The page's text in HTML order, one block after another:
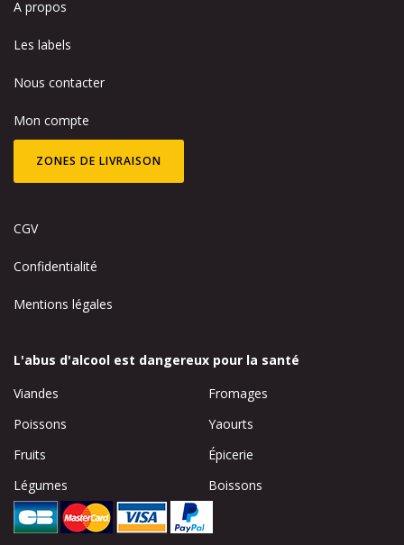
A propos
Les labels
Nous contacter
Mon compte
ZONES DE LIVRAISON
CGV
Confidentialité
Mentions légales
L'abus d'alcool est dangereux pour la santé
Viandes
Poissons
Fruits
Légumes
Fromages
Yaourts
Épicerie
Boissons